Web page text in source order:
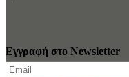
Εγγραφή στο Newsletter